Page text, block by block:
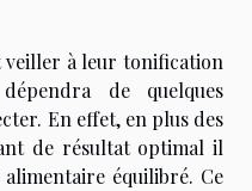
veiller à leur tonification
de quelques
En effet, en plus des
de résultat optimal il
équilibré. Ce